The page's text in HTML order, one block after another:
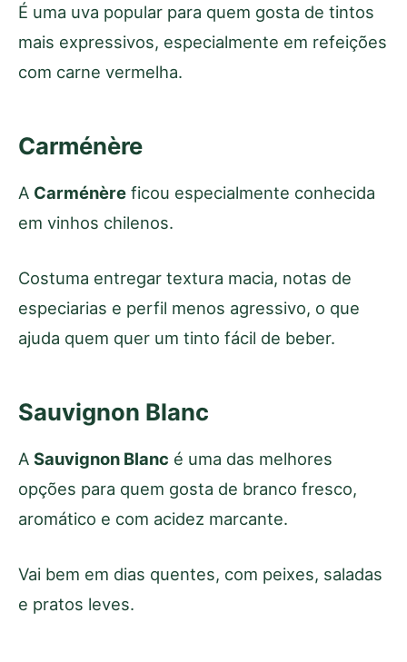
É uma uva popular para quem gosta de tintos
mais expressivos, especialmente em refeições
com carne vermelha.
Carménère
A Carménère ficou especialmente conhecida
em vinhos chilenos.
Costuma entregar textura macia, notas de
especiarias e perfil menos agressivo, o que
ajuda quem quer um tinto fácil de beber.
Sauvignon Blanc
A Sauvignon Blanc é uma das melhores
opções para quem gosta de branco fresco,
aromático e com acidez marcante.
Vai bem em dias quentes, com peixes, saladas
e pratos leves.